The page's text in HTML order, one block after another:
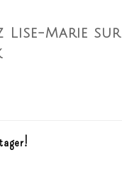
Lise-Marie sur